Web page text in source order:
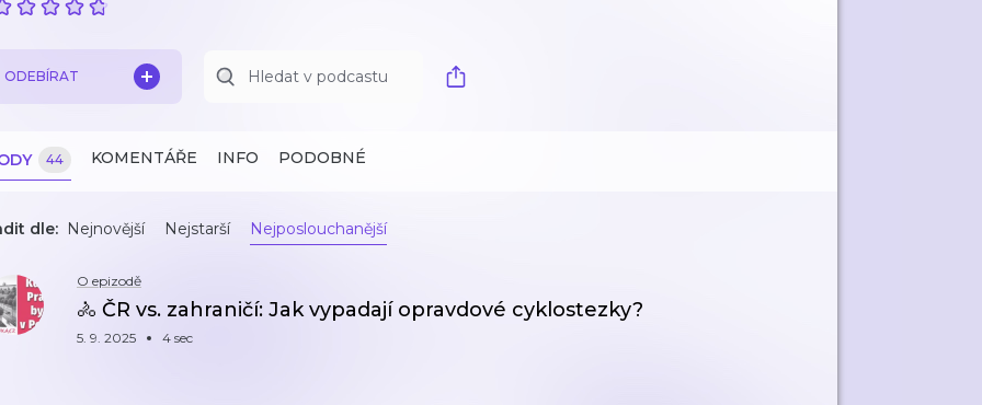
ODEBÍRAT
44 KOMENTÁŘE INFO PODOBNÉ
dle: Nejnovější Nejstarší Nejposlouchanější
O epizodě
🚴 ČR vs. zahraničí: Jak vypadají opravdové cyklostezky?
5. 9. 2025 4 sec